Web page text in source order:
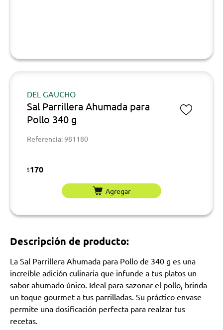
DEL GAUCHO
Sal Parrillera Ahumada para
Pollo 340 g
Referencia: 981180
$170
Agregar
Descripción de producto:
La Sal Parrillera Ahumada para Pollo de 340 g es una
increíble adición culinaria que infunde a tus platos un
sabor ahumado único. Ideal para sazonar el pollo, brinda
un toque gourmet a tus parrilladas. Su práctico envase
permite una dosificación perfecta para realzar tus
recetas.